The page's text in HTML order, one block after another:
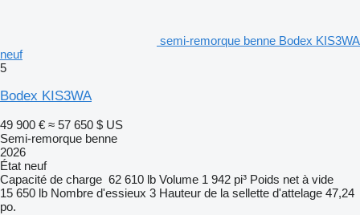
semi-remorque benne Bodex KIS3WA
neuf
5
Bodex KIS3WA
49 900 € ≈ 57 650 $ US
Semi-remorque benne
2026
État neuf
Capacité de charge 62 610 lb Volume 1 942 pi³ Poids net à vide
15 650 lb Nombre d'essieux 3 Hauteur de la sellette d'attelage 47,24
po.